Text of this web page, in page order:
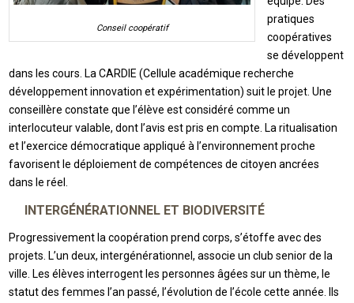
Conseil coopératif
pratiques
coopératives
se développent
dans les cours. La CARDIE (Cellule académique recherche
développement innovation et expérimentation) suit le projet. Une
conseillère constate que l’élève est considéré comme un
interlocuteur valable, dont l’avis est pris en compte. La ritualisation
et l’exercice démocratique appliqué à l’environnement proche
favorisent le déploiement de compétences de citoyen ancrées
dans le réel.
INTERGÉNÉRATIONNEL ET BIODIVERSITÉ
Progressivement la coopération prend corps, s’étoffe avec des
projets. L’un deux, intergénérationnel, associe un club senior de la
ville. Les élèves interrogent les personnes âgées sur un thème, le
statut des femmes l’an passé, l’évolution de l’école cette année. Ils